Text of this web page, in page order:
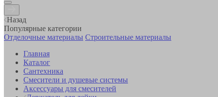
Назад
Популярные категории
Отделочные материалы Строительные материалы
Главная
Каталог
Сантехника
Смесители и душевые системы
Аксессуары для смесителей